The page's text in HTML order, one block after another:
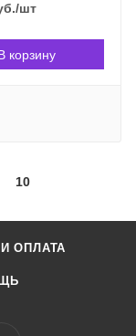
/шт
корзину
10
ОПЛАТА